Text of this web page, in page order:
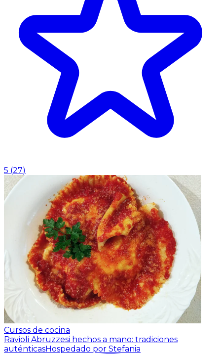
5 (27)
Cursos de cocina
Ravioli Abruzzesi hechos a mano: tradiciones
auténticasHospedado por Stefania